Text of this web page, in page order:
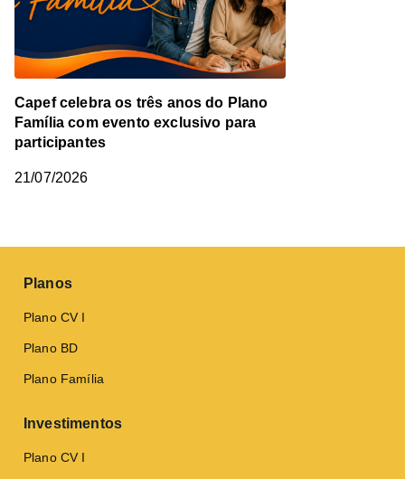
Capef celebra os três anos do Plano
Família com evento exclusivo para
participantes
21/07/2026
Planos
Plano CV I
Plano BD
Plano Família
Investimentos
Plano CV I